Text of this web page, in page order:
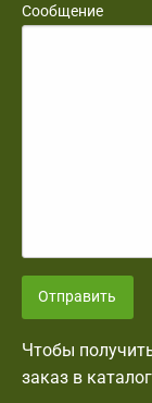
Сообщение
Отправить
Чтобы
заказ в